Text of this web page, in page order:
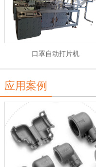
口罩自动打片机
应用案例